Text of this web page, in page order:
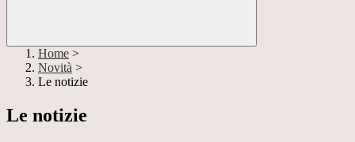
Home >
Novità >
Le notizie
Le notizie